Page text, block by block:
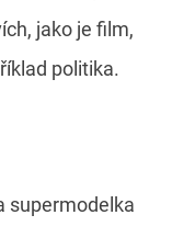
jako je film,
politika.
supermodelka